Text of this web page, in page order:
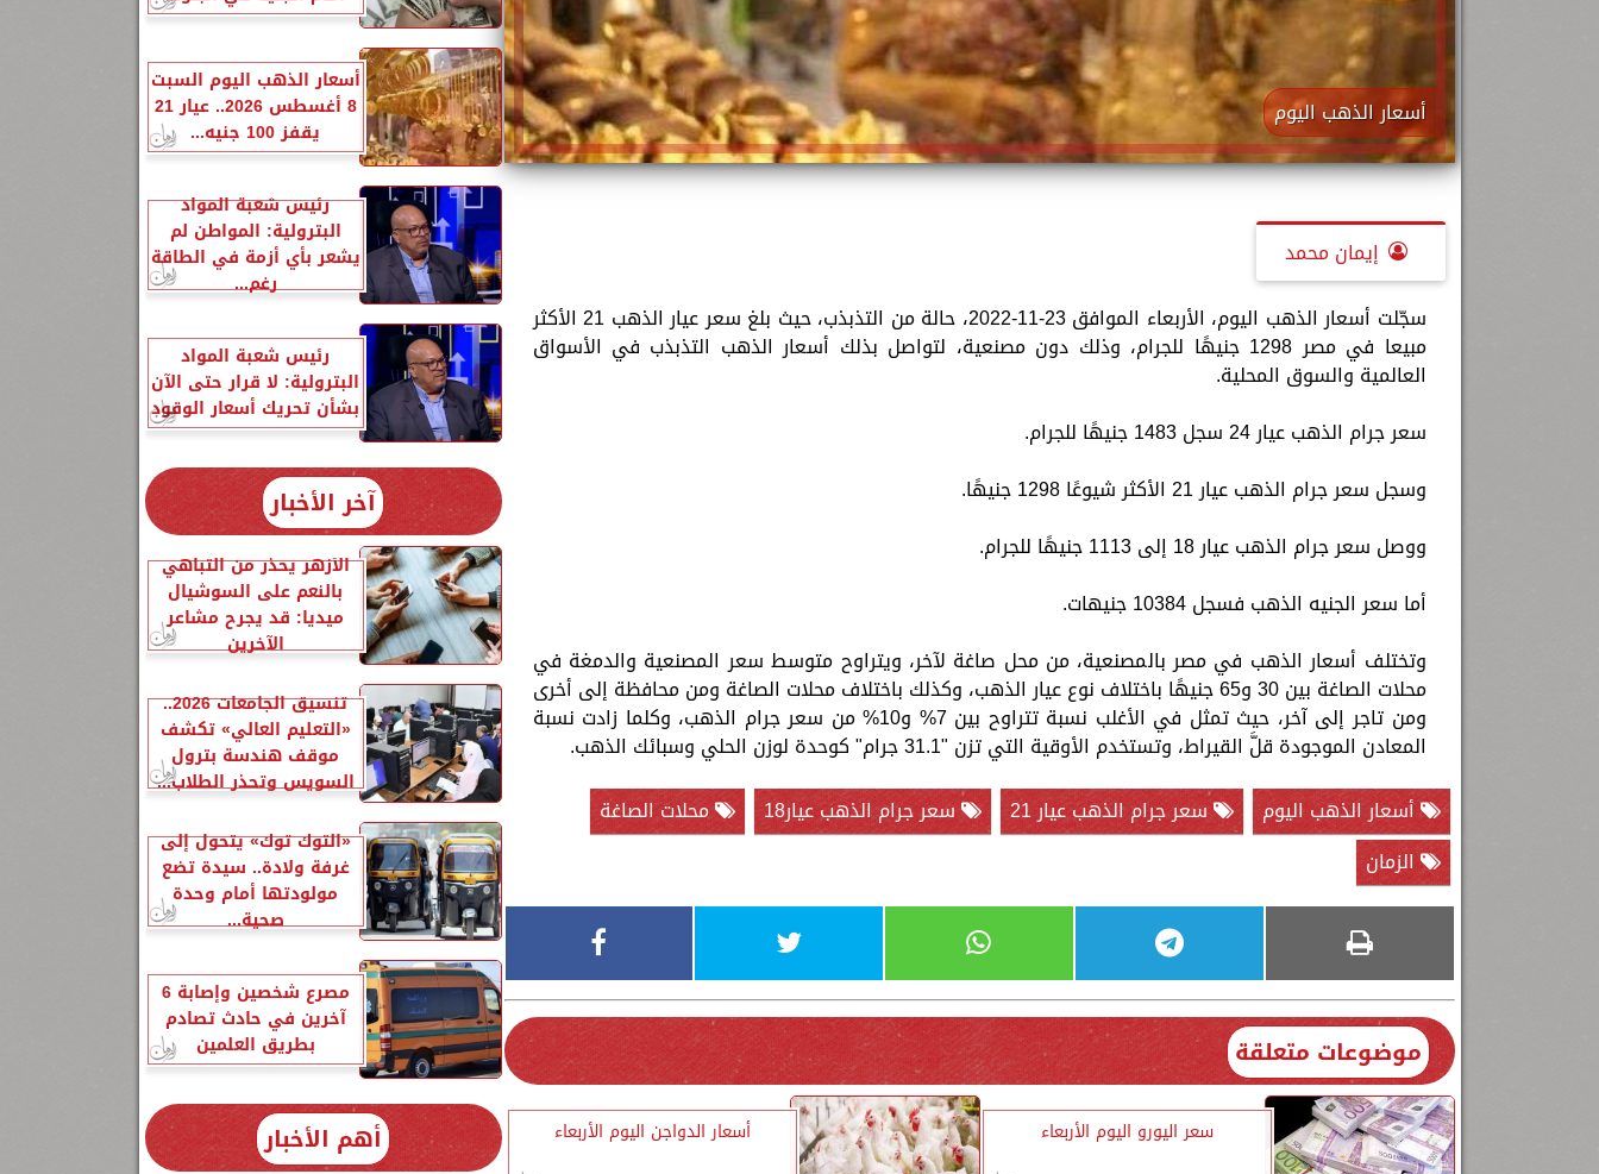
أسعار الذهب اليوم
إيمان محمد
سجّلت أسعار الذهب اليوم، الأربعاء الموافق 23-11-2022، حالة من التذبذب، حيث بلغ سعر عيار الذهب 21 الأكثر
مبيعا في مصر 1298 جنيهًا للجرام، وذلك دون مصنعية، لتواصل بذلك أسعار الذهب التذبذب في الأسواق
العالمية والسوق المحلية.
سعر جرام الذهب عيار 24 سجل 1483 جنيهًا للجرام.
وسجل سعر جرام الذهب عيار 21 الأكثر شيوعًا 1298 جنيهًا.
ووصل سعر جرام الذهب عيار 18 إلى 1113 جنيهًا للجرام.
أما سعر الجنيه الذهب فسجل 10384 جنيهات.
وتختلف أسعار الذهب في مصر بالمصنعية، من محل صاغة لآخر، ويتراوح متوسط سعر المصنعية والدمغة في
محلات الصاغة بين 30 و65 جنيهًا باختلاف نوع عيار الذهب، وكذلك باختلاف محلات الصاغة ومن محافظة إلى أخرى
ومن تاجر إلى آخر، حيث تمثل في الأغلب نسبة تتراوح بين 7% و10% من سعر جرام الذهب، وكلما زادت نسبة
المعادن الموجودة قلَّ القيراط، وتستخدم الأوقية التي تزن "31.1 جرام" كوحدة لوزن الحلي وسبائك الذهب.
أسعار الذهب اليوم
سعر جرام الذهب عيار 21 سعر جرام الذهب عيار18
محلات الصاغة
الزمان
موضوعات متعلقة
سعر اليورو اليوم الأربعاء أسعار الدواجن اليوم الأربعاء
أسعار الذهب اليوم السبت
8 أغسطس 2026.. عيار 21
يقفز 100 جنيه...
رئيس شعبة المواد
البترولية: المواطن لم
يشعر بأي أزمة في الطاقة
رغم...
رئيس شعبة المواد
البترولية: لا قرار حتى الآن
بشأن تحريك أسعار الوقود
آخر الأخبار
الأزهر يحذر من التباهي
بالنعم على السوشيال
ميديا: قد يجرح مشاعر
الآخرين
تنسيق الجامعات 2026..
«التعليم العالي» تكشف
موقف هندسة بترول
السويس وتحذر الطلاب...
«التوك توك» يتحول إلى
غرفة ولادة.. سيدة تضع
مولودتها أمام وحدة
صحية...
مصرع شخصين وإصابة 6
آخرين في حادث تصادم
بطريق العلمين
أهم الأخبار